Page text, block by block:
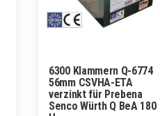
6300 Klammern Q-6774
56mm CSVHA-ETA
verzinkt für Prebena
Senco Würth Q BeA 180